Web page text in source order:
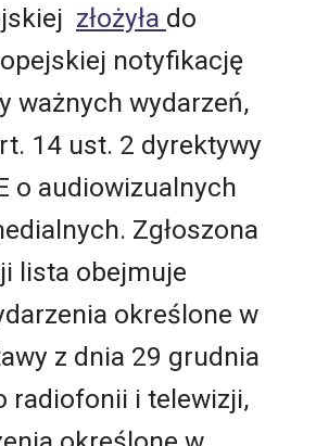
złożyła do
notyfikację
ważnych wydarzeń,
14 ust. 2 dyrektywy
o audiowizualnych
Zgłoszona
lista obejmuje
określone w
z dnia 29 grudnia
radiofonii i telewizji,